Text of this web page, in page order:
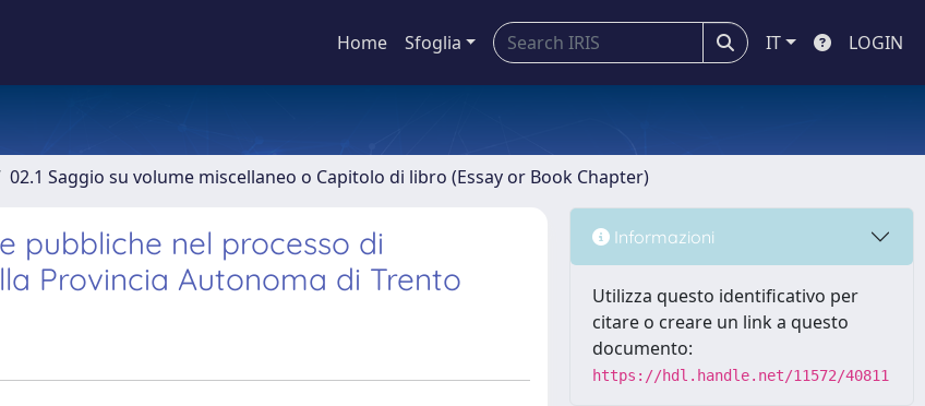
Home Sfoglia IT LOGIN
02.1 Saggio su volume miscellaneo o Capitolo di libro (Essay or Book Chapter)
pubbliche nel processo di
Provincia Autonoma di Trento
Informazioni
Utilizza questo identificativo per
citare o creare un link a questo
documento:
https://hdl.handle.net/11572/40811